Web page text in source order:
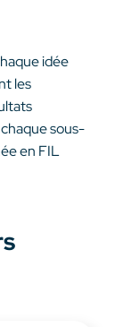
idée
les
sous-
en FIL